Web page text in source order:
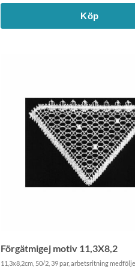
Köp
Förgätmigej motiv 11,3X8,2
11,3x8,2cm, 50/2, 39 par, arbetsritning